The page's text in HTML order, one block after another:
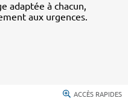
adaptée à chacun,
aux urgences.
ACCÈS RAPIDES